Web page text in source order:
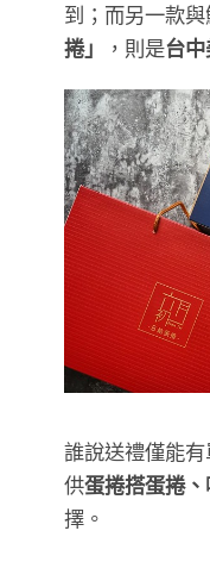
到；而另一款
捲」
，則是台
誰說送禮僅能
供蛋捲搭蛋捲
擇。